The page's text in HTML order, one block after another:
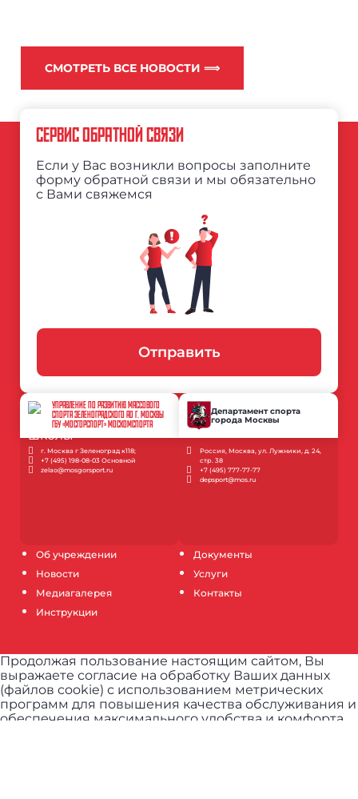
СМОТРЕТЬ ВСЕ НОВОСТИ ⟹
Об учреждении
Новости
Медиагалерея
Инструкции
Документы
Услуги
Контакты
СЕРВИС ОБРАТНОЙ СВЯЗИ
Если у Вас возникли вопросы заполните
форму обратной связи и мы обязательно
с Вами свяжемся
Отправить
УПРАВЛЕНИЕ ПО РАЗВИТИЮ МАССОВОГО
СПОРТА ЗЕЛЕНОГРАДСКОГО АО Г. МОСКВЫ
ГБУ «МОСГОРСПОРТ» МОСКОМСПОРТА
г. Москва г Зеленоград к118;
+7 (495) 198-08-03 Основной
zelao@mosgorsport.ru
Департамент спорта
города Москвы
Россия, Москва, ул. Лужники, д. 24,
стр. 38
+7 (495) 777-77-77
depsport@mos.ru
Продолжая пользование настоящим сайтом, Вы
выражаете согласие на обработку Ваших данных
(файлов cookie) с использованием метрических
программ для повышения качества обслуживания и
обеспечения максимального удобства и комфорта